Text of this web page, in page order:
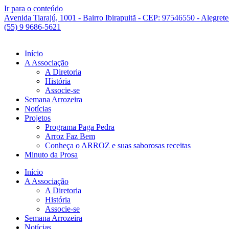
Ir para o conteúdo
Avenida Tiarajú, 1001 - Bairro Ibirapuitã - CEP: 97546550 -
(55) 9 9686-5621
Início
A Associação
A Diretoria
História
Associe-se
Semana Arrozeira
Notícias
Projetos
Programa Paga Pedra
Arroz Faz Bem
Conheça o ARROZ e suas saborosas receitas
Minuto da Prosa
Início
A Associação
A Diretoria
História
Associe-se
Semana Arrozeira
Notícias